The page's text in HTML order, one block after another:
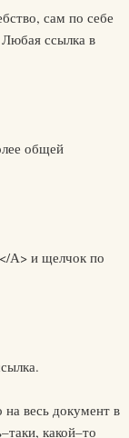
сам по себе
ссылка в
общей
А> и щелчок по
на весь документ в
какой–то